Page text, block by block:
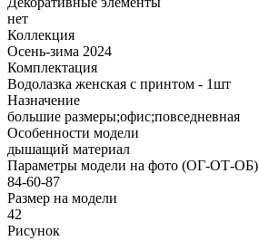
нет
Коллекция
Осень-зима 2024
Комплектация
Водолазка женская с принтом - 1шт
Назначение
большие размеры;офис;повседневная
Особенности модели
дышащий материал
Параметры модели на фото (ОГ-ОТ-ОБ)
84-60-87
Размер на модели
42
Рисунок